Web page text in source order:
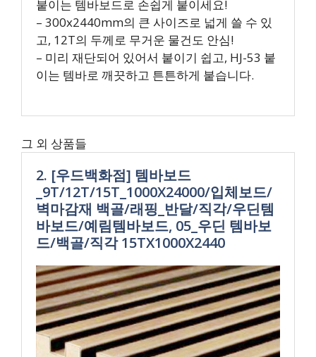
붙이는 템바보드로 손쉽게 붙이세요!
– 300x2440mm의 큰 사이즈로 넓게 쓸 수 있
고, 12T의 두께로 무거운 물건도 안심!
– 미리 재단되어 있어서 붙이기 쉽고, HJ-53 붙
이는 템바로 깨끗하고 튼튼하게 붙습니다.
그 외 상품들
2. [우드백화점] 템바보드
_9T/12T/15T_1000X24000/입체보드/
벽마감재 백골/래핑_반달/직각/우딘템
바보드/예림템바보드, 05_우딘 템바보
드/백골/직각 15TX1000X2440